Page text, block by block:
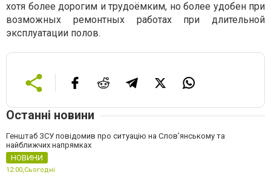
хотя более дорогим и трудоёмким, но более удобен при
возможных ремонтных работах при длительной
эксплуатации полов.
Останні новини
Генштаб ЗСУ повідомив про ситуацію на Слов’янському та
найближчих напрямках
НОВИНИ
12:00,Сьогодні